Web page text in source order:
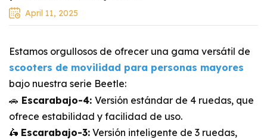
April 11, 2025
Estamos orgullosos de ofrecer una gama versátil de
scooters de movilidad para personas mayores
bajo nuestra serie Beetle:
🚗 Escarabajo-4: Versión estándar de 4 ruedas, que
ofrece estabilidad y facilidad de uso.
🛵 Escarabajo-3: Versión inteligente de 3 ruedas,